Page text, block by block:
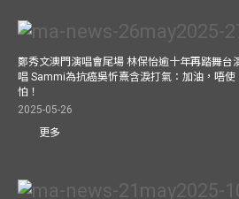
鄭秀文澳門演唱會尾場 林保怡逾十年再踏舞台
唱 Sammi為抗癌吳忻熹含淚打氣：加油，唔使
怕！
2025-05-26
更多